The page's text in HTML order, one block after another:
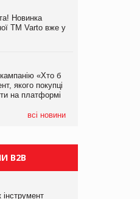
Новинка
ТМ Varto вже у
«Хто б
якого покупці
на платформі
всі новини
хвостатих: у
Varto Paw
VARUS купує
374 магазини
дзвінки
B2B
інструмент